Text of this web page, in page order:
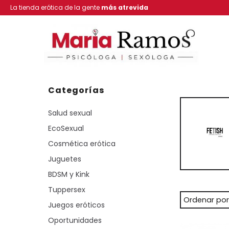
La tienda erótica de la gente más atrevida
Categorías
Salud sexual
EcoSexual
Cosmética erótica
Juguetes
BDSM y Kink
Tuppersex
Juegos eróticos
Oportunidades
Ordenar